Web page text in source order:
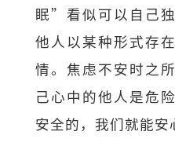
眠”看似可以自己
他人以某种形式存
情。焦虑不安时之
己心中的他人是危
安全的，我们就能安